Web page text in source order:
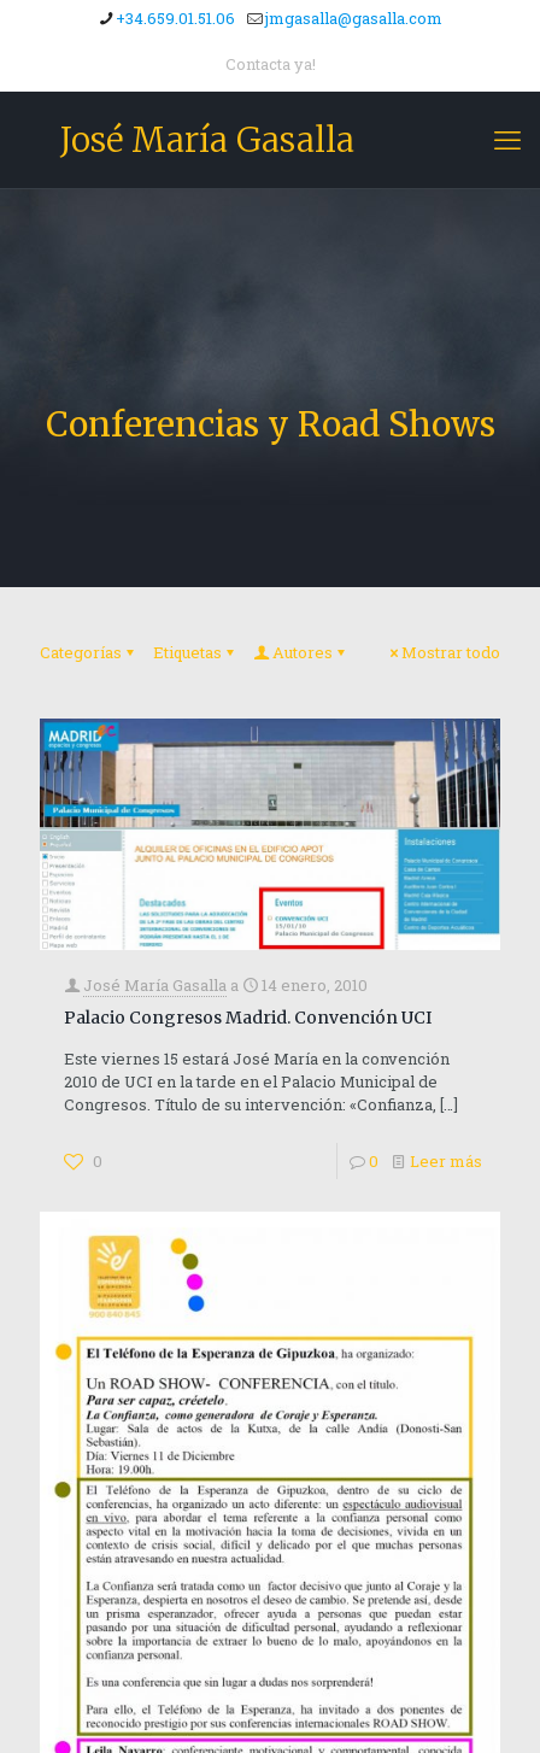
+34.659.01.51.06 jmgasalla@gasalla.com
Contacta ya!
José María Gasalla
Conferencias y Road Shows
Categorías Etiquetas Autores Mostrar todo
José María Gasalla a
14 enero, 2010
Palacio Congresos Madrid. Convención UCI
Este viernes 15 estará José María en la convención
2010 de UCI en la tarde en el Palacio Municipal de
Congresos. Título de su intervención: «Confianza, […]
0 0 Leer más